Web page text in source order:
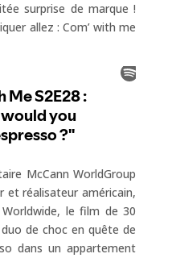
surprise de marque !
allez : Com’ with me
McCann WorldGroup
et réalisateur américain,
le film de 30
de choc en quête de
dans un appartement